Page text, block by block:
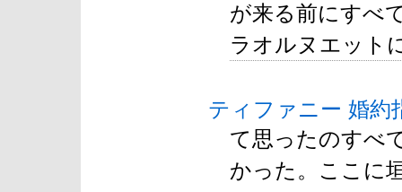
が来る前にすべ
ラオルヌエット
ティファニー 婚約
て思ったのすべ
かった。ここに